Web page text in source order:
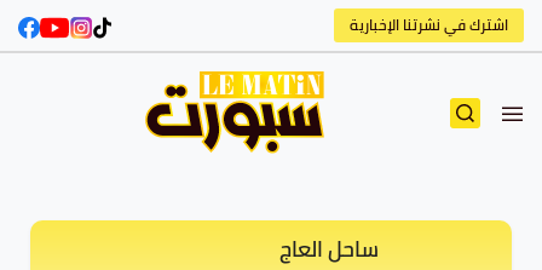
اشترك في نشرتنا الإخبارية
ساحل العاج